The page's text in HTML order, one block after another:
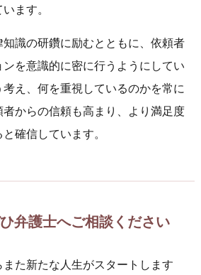
ます。
識の研鑽に励むとともに、依頼者
を意識的に密に行うようにしてい
え、何を重視しているのかを常に
からの信頼も高まり、より満足度
確信しています。
弁護士へご相談ください
た新たな人生がスタートします